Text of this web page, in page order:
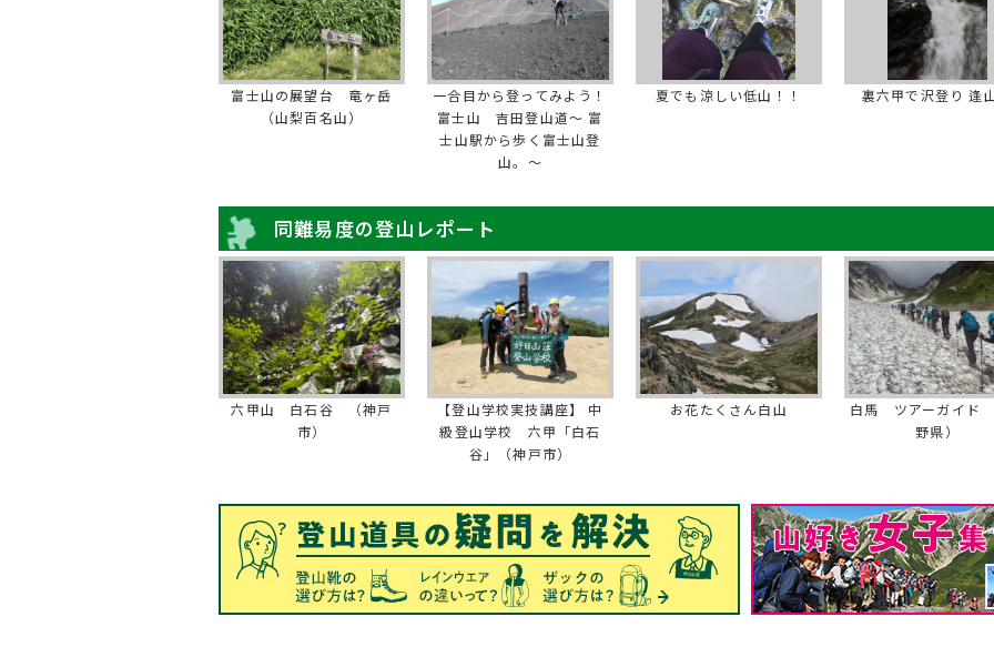
富士山の展望台 竜ヶ岳
（山梨百名山）
一合目から登ってみよう！
富士山 吉田登山道～ 富
士山駅から歩く富士山登
山。～
夏でも涼しい低山！！ 裏六甲で沢登り 逢
同難易度の登山レポート
六甲山 白石谷 （神戸
市）
【登山学校実技講座】 中
級登山学校 六甲「白石
谷」（神戸市）
お花たくさん白山
白馬 ツアーガイド
野県）